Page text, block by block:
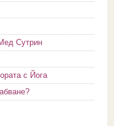
Сутрин
с Йога